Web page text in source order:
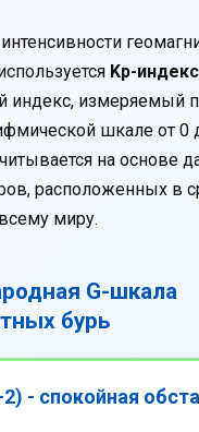
Kp-индекс
индекс, измеряемый
шкале от 0
на основе
расположенных в
миру.
G-шкала
бурь
2) - спокойная